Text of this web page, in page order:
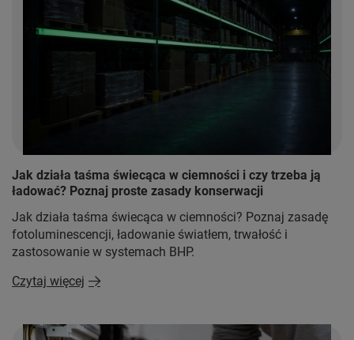
Jak działa taśma świecąca w ciemności i czy trzeba ją
ładować? Poznaj proste zasady konserwacji
Jak działa taśma świecąca w ciemności? Poznaj zasadę
fotoluminescencji, ładowanie światłem, trwałość i
zastosowanie w systemach BHP.
Czytaj więcej